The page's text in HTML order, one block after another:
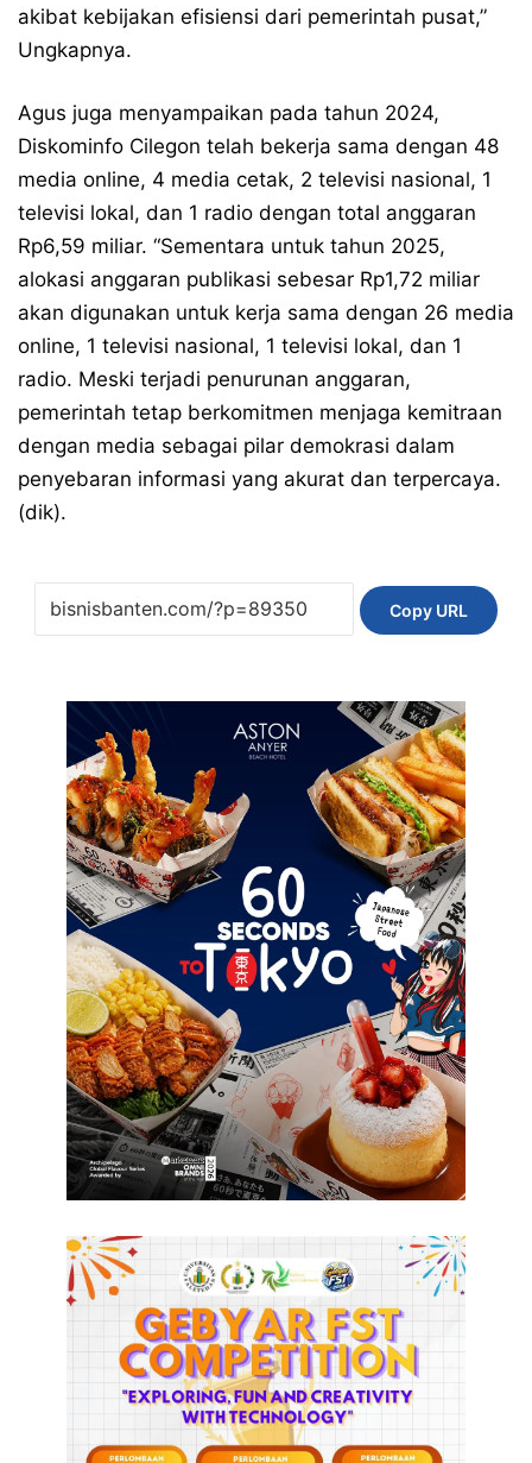
akibat kebijakan efisiensi dari pemerintah pusat,”
Ungkapnya.
Agus juga menyampaikan pada tahun 2024,
Diskominfo Cilegon telah bekerja sama dengan 48
media online, 4 media cetak, 2 televisi nasional, 1
televisi lokal, dan 1 radio dengan total anggaran
Rp6,59 miliar. “Sementara untuk tahun 2025,
alokasi anggaran publikasi sebesar Rp1,72 miliar
akan digunakan untuk kerja sama dengan 26 media
online, 1 televisi nasional, 1 televisi lokal, dan 1
radio. Meski terjadi penurunan anggaran,
pemerintah tetap berkomitmen menjaga kemitraan
dengan media sebagai pilar demokrasi dalam
penyebaran informasi yang akurat dan terpercaya.
(dik).
Copy URL